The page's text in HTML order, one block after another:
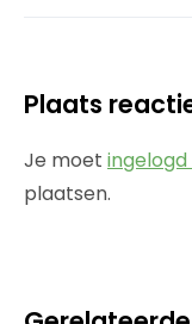
Plaats
Je moet ingelogd
plaatsen.